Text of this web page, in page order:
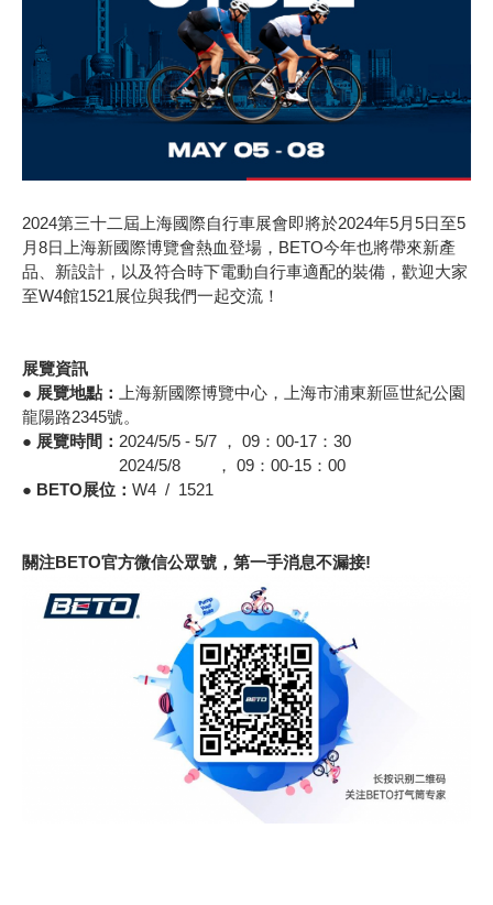
2024第三十二屆上海國際自行車展會即將於2024年5月5日至5
月8日上海新國際博覽會熱血登場，BETO今年也將帶來新產
品、新設計，以及符合時下電動自行車適配的裝備，歡迎大家
至W4館1521展位與我們一起交流！
展覽資訊
● 展覽地點：
上海新國際博覽中心，上海市浦東新區世紀公園
龍陽路2345號。
● 展覽時間： 2024/5/5 - 5/7 ， 09：00-17：30
2024/5/8 ， 09：00-15：00
● BETO展位： W4 / 1521
關注BETO官方微信公眾號，第一手消息不漏接!